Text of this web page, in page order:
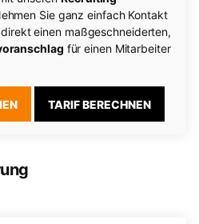
Sie ganz einfach Kontakt
einen maßgeschneiderten,
für einen Mitarbeiter
TARIF BERECHNEN